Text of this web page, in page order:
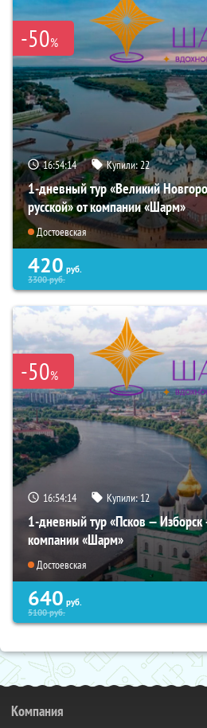
-50%
16:54:12 Купили:22
1-дневный тур «Великий
русской» от компании «Шарм»
Достоевская
420 руб.
3300руб.
-50%
16:54:12 Купили:12
1-дневный тур «Псков —
компании «Шарм»
Достоевская
640 руб.
5100руб.
Компания